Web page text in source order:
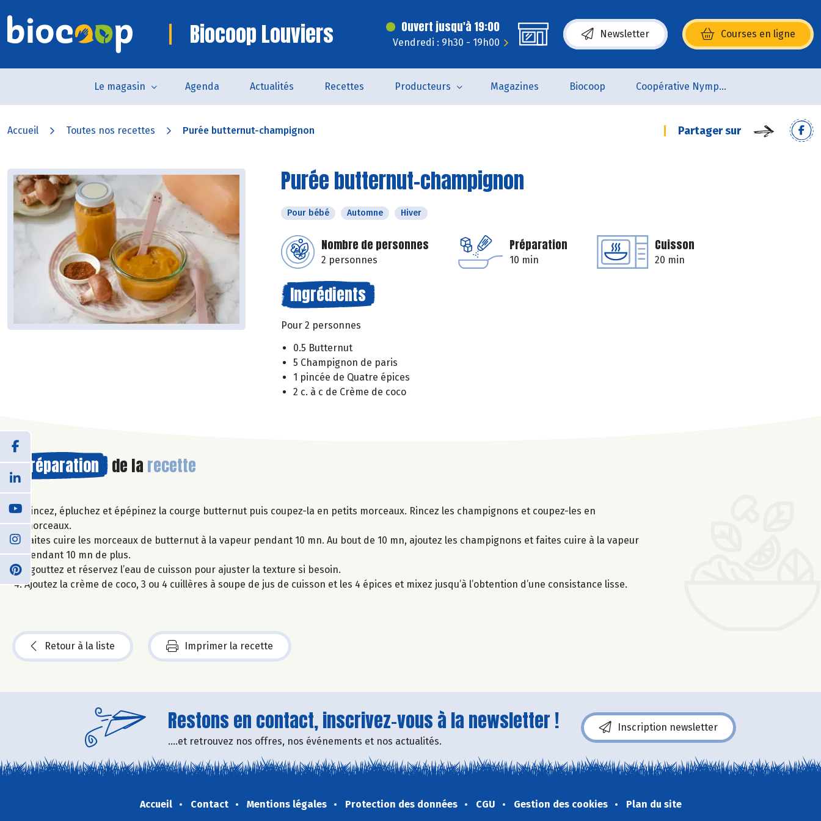
Biocoop Louviers Ouvert jusqu'à 19:00
Vendredi : 9h30 - 19h00
Newsletter Courses en ligne
(s’ouvre dans une nouvelle fenêtre)
Le magasin Agenda Actualités Recettes Producteurs Magazines Biocoop Coopérative Nymphéa
Accueil Toutes nos recettes Purée butternut-champignon Partager sur
Purée butternut-champignon
Pour bébé Automne Hiver
Nombre de personnes
2 personnes
Préparation
10 min
Cuisson
20 min
Ingrédients
Pour 2 personnes
0.5 Butternut
5 Champignon de paris
1 pincée de Quatre épices
2 c. à c de Crème de coco
Préparation de la recette
Rincez, épluchez et épépinez la courge butternut puis coupez-la en petits morceaux. Rincez les champignons et coupez-les en
morceaux.
Faites cuire les morceaux de butternut à la vapeur pendant 10 mn. Au bout de 10 mn, ajoutez les champignons et faites cuire à la vapeur
pendant 10 mn de plus.
Egouttez et réservez l’eau de cuisson pour ajuster la texture si besoin.
Ajoutez la crème de coco, 3 ou 4 cuillères à soupe de jus de cuisson et les 4 épices et mixez jusqu’à l’obtention d’une consistance lisse.
Retour à la liste Imprimer la recette
Restons en contact, inscrivez-vous à la newsletter !
....et retrouvez nos offres, nos événements et nos actualités.
Inscription newsletter
Accueil Contact Mentions légales Protection des données CGU Gestion des cookies Plan du site